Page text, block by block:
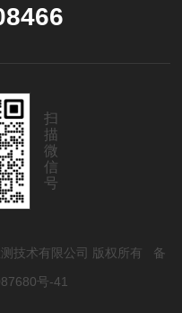
扫
描
微
信
号
技术有限公司 版权所有 备
号-41